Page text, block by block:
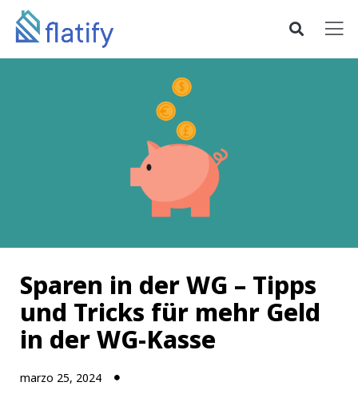
Sparen in der WG – Tipps
und Tricks für mehr Geld
in der WG-Kasse
marzo 25, 2024